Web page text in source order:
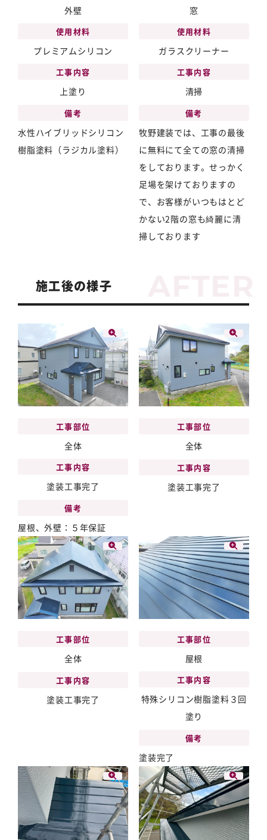
外壁
使用材料
プレミアムシリコン
工事内容
上塗り
備考
水性ハイブリッドシリコン
樹脂塗料（ラジカル塗料）
窓
使用材料
ガラスクリーナー
工事内容
清掃
備考
牧野建装では、工事の最後
に無料にて全ての窓の清掃
をしております。せっかく
足場を架けておりますの
で、お客様がいつもはとど
かない2階の窓も綺麗に清
掃しております
施工後の様子
工事部位
全体
工事内容
塗装工事完了
備考
屋根、外壁：５年保証
工事部位
全体
工事内容
塗装工事完了
工事部位
全体
工事内容
塗装工事完了
工事部位
屋根
工事内容
特殊シリコン樹脂塗料３回
塗り
備考
塗装完了